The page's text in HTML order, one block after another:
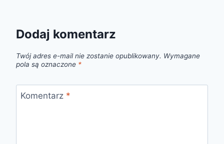
Dodaj komentarz
Twój adres e-mail nie zostanie opublikowany. Wymagane
pola są oznaczone *
Komentarz *